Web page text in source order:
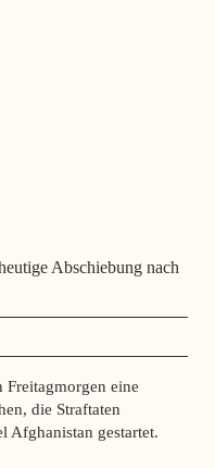
Abschiebung nach
Freitagmorgen eine
die Straftaten
Afghanistan gestartet.